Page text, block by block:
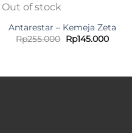
Out of stock
Antarestar – Kemeja Zeta
Rp255.000 Original
price
Rp145.000